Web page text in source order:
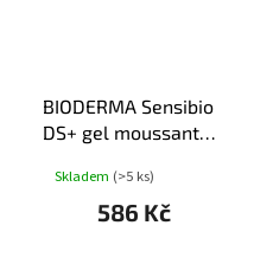
BIODERMA Sensibio
DS+ gel moussant
Skladem (>5 ks)
586 Kč